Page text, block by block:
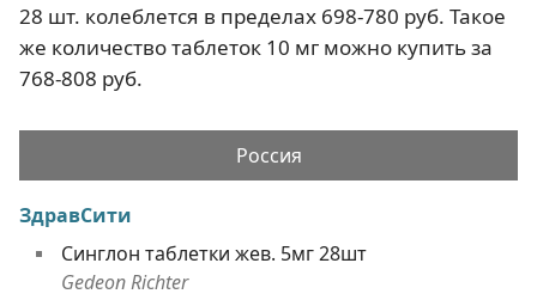
28 шт. колеблется в пределах 698-780 руб. Такое
же количество таблеток 10 мг можно купить за
768-808 руб.
Россия
ЗдравСити
Синглон таблетки жев. 5мг 28шт
Gedeon Richter